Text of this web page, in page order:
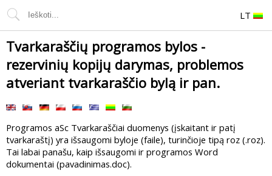
LT
Tvarkaraščių programos bylos -
rezervinių kopijų darymas, problemos
atveriant tvarkaraščio bylą ir pan.
Programos aSc Tvarkaraščiai duomenys (įskaitant ir patį
tvarkaraštį) yra išsaugomi byloje (faile), turinčioje tipą roz (.roz).
Tai labai panašu, kaip išsaugomi ir programos Word
dokumentai (pavadinimas.doc).